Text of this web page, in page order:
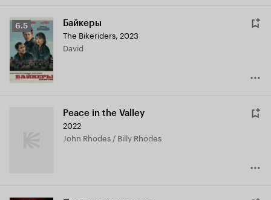
Рейтинг
Кинопоиска
6.5
6.5 Байкеры
The Bikeriders, 2023
David
Peace in the Valley
2022
John Rhodes / Billy Rhodes